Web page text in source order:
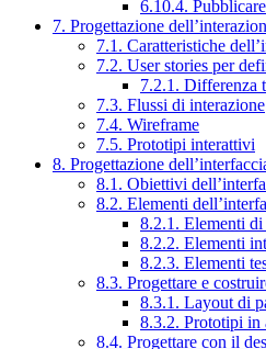
6.10.4.
7. Progettazione
7.1. Caratteristiche
7.2. User stories per
7.2.1. Differenza
7.3. Flussi di interazione
7.4. Wireframe
7.5. Prototipi interattivi
8. Progettazione
8.1. Obiettivi
8.2. Elementi
8.2.1. Elementi
8.2.2. Elementi
8.2.3. Elementi
8.3. Progettare e
8.3.1. Layout di
8.3.2. Prototipi in
8.4. Progettare con il